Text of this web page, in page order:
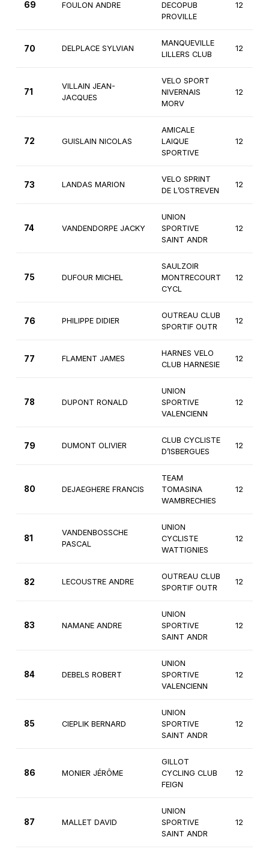
69 FOULON ANDRE
DECOPUB
PROVILLE
12
70 DELPLACE SYLVIAN
MANQUEVILLE
LILLERS CLUB
12
71
VILLAIN JEAN-
JACQUES
VELO SPORT
NIVERNAIS
MORV
12
72 GUISLAIN NICOLAS
AMICALE
LAIQUE
SPORTIVE
12
73 LANDAS MARION
VELO SPRINT
DE L’OSTREVEN
12
74 VANDENDORPE JACKY
UNION
SPORTIVE
SAINT ANDR
12
75 DUFOUR MICHEL
SAULZOIR
MONTRECOURT
CYCL
12
76 PHILIPPE DIDIER
OUTREAU CLUB
SPORTIF OUTR
12
77 FLAMENT JAMES
HARNES VELO
CLUB HARNESIE
12
78 DUPONT RONALD
UNION
SPORTIVE
VALENCIENN
12
79 DUMONT OLIVIER
CLUB CYCLISTE
D’ISBERGUES
12
80 DEJAEGHERE FRANCIS
TEAM
TOMASINA
WAMBRECHIES
12
81
VANDENBOSSCHE
PASCAL
UNION
CYCLISTE
WATTIGNIES
12
82 LECOUSTRE ANDRE
OUTREAU CLUB
SPORTIF OUTR
12
83 NAMANE ANDRE
UNION
SPORTIVE
SAINT ANDR
12
84 DEBELS ROBERT
UNION
SPORTIVE
VALENCIENN
12
85 CIEPLIK BERNARD
UNION
SPORTIVE
SAINT ANDR
12
86 MONIER JÉRÔME
GILLOT
CYCLING CLUB
FEIGN
12
87 MALLET DAVID
UNION
SPORTIVE
SAINT ANDR
12